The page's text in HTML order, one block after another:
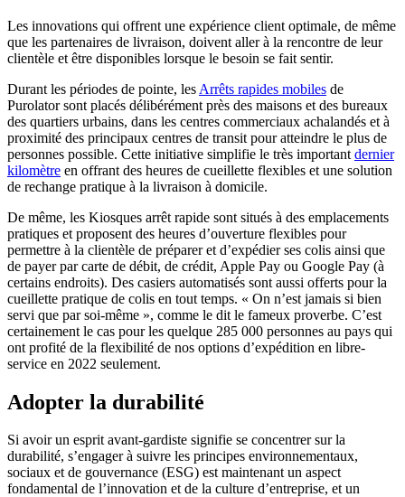
Les innovations qui offrent une expérience client optimale, de même
que les partenaires de livraison, doivent aller à la rencontre de leur
clientèle et être disponibles lorsque le besoin se fait sentir.
Durant les périodes de pointe, les Arrêts rapides mobiles de
Purolator sont placés délibérément près des maisons et des bureaux
des quartiers urbains, dans les centres commerciaux achalandés et à
proximité des principaux centres de transit pour atteindre le plus de
personnes possible. Cette initiative simplifie le très important dernier
kilomètre en offrant des heures de cueillette flexibles et une solution
de rechange pratique à la livraison à domicile.
De même, les Kiosques arrêt rapide sont situés à des emplacements
pratiques et proposent des heures d’ouverture flexibles pour
permettre à la clientèle de préparer et d’expédier ses colis ainsi que
de payer par carte de débit, de crédit, Apple Pay ou Google Pay (à
certains endroits). Des casiers automatisés sont aussi offerts pour la
cueillette pratique de colis en tout temps. « On n’est jamais si bien
servi que par soi-même », comme le dit le fameux proverbe. C’est
certainement le cas pour les quelque 285 000 personnes au pays qui
ont profité de la flexibilité de nos options d’expédition en libre-
service en 2022 seulement.
Adopter la durabilité
Si avoir un esprit avant-gardiste signifie se concentrer sur la
durabilité, s’engager à suivre les principes environnementaux,
sociaux et de gouvernance (ESG) est maintenant un aspect
fondamental de l’innovation et de la culture d’entreprise, et un